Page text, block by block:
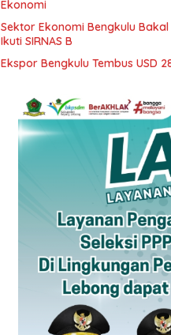
Ekonomi
Sektor Ekonomi Bengkulu
Ikuti SIRNAS B
Ekspor Bengkulu Tembus USD